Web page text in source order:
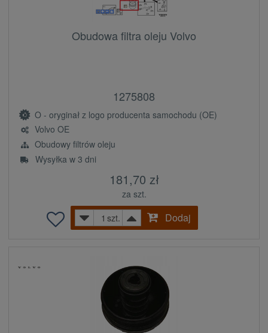
Obudowa filtra oleju Volvo
1275808
O - oryginał z logo producenta samochodu (OE)
Volvo OE
Obudowy filtrów oleju
Wysyłka w 3 dni
181,70 zł
za szt.
szt.
Dodaj